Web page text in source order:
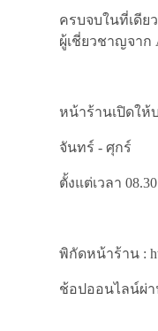
ครบจบในที่เดีย
ผู้เชี่ยวชาญจาก
หน้าร้านเปิดให้
จันทร์ - ศุกร์
ตั้งแต่เวลา
พิกัดหน้าร้าน :
ช้อปออนไลน์ผ่าน